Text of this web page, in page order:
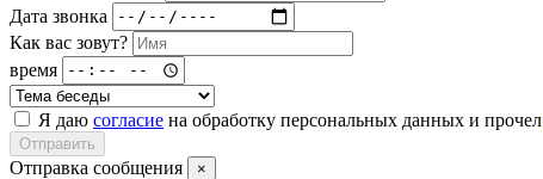
Дата звонка
Как вас зовут?
время
Я даю согласие на обработку персональных данных и прочел
Отправить
Отправка сообщения ×